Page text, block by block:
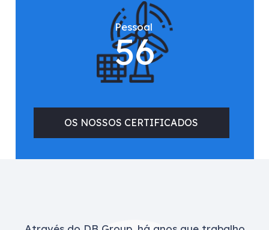
56
Pessoal
OS NOSSOS CERTIFICADOS